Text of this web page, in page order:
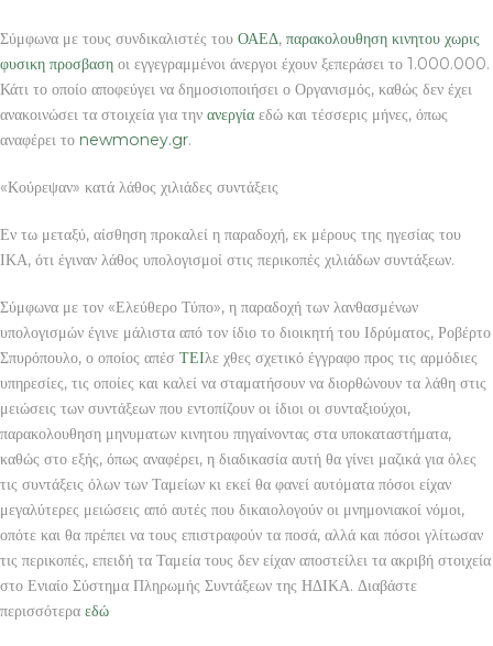
Σύμφωνα με τους συνδικαλιστές του ΟΑΕΔ, παρακολουθηση κινητου χωρις
φυσικη προσβαση οι εγγεγραμμένοι άνεργοι έχουν ξεπεράσει το 1.000.000.
Κάτι το οποίο αποφεύγει να δημοσιοποιήσει ο Οργανισμός, καθώς δεν έχει
ανακοινώσει τα στοιχεία για την ανεργία εδώ και τέσσερις μήνες, όπως
αναφέρει το newmoney.gr.
«Κούρεψαν» κατά λάθος χιλιάδες συντάξεις
Εν τω μεταξύ, αίσθηση προκαλεί η παραδοχή, εκ μέρους της ηγεσίας του
ΙΚΑ, ότι έγιναν λάθος υπολογισμοί στις περικοπές χιλιάδων συντάξεων.
Σύμφωνα με τον «Ελεύθερο Τύπο», η παραδοχή των λανθασμένων
υπολογισμών έγινε μάλιστα από τον ίδιο το διοικητή του Ιδρύματος, Ροβέρτο
Σπυρόπουλο, ο οποίος απέσ ΤΕΙλε χθες σχετικό έγγραφο προς τις αρμόδιες
υπηρεσίες, τις οποίες και καλεί να σταματήσουν να διορθώνουν τα λάθη στις
μειώσεις των συντάξεων που εντοπίζουν οι ίδιοι οι συνταξιούχοι,
παρακολουθηση μηνυματων κινητου πηγαίνοντας στα υποκαταστήματα,
καθώς στο εξής, όπως αναφέρει, η διαδικασία αυτή θα γίνει μαζικά για όλες
τις συντάξεις όλων των Ταμείων κι εκεί θα φανεί αυτόματα πόσοι είχαν
μεγαλύτερες μειώσεις από αυτές που δικαιολογούν οι μνημονιακοί νόμοι,
οπότε και θα πρέπει να τους επιστραφούν τα ποσά, αλλά και πόσοι γλίτωσαν
τις περικοπές, επειδή τα Ταμεία τους δεν είχαν αποστείλει τα ακριβή στοιχεία
στο Ενιαίο Σύστημα Πληρωμής Συντάξεων της ΗΔΙΚΑ. Διαβάστε
περισσότερα εδώ